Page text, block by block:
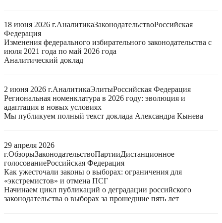
18 июня 2026 г.АналитикаЗаконодательствоРоссийская
Федерация
Изменения федерального избирательного законодательства с
июля 2021 года по май 2026 года
Аналитический доклад
2 июня 2026 г.АналитикаЭлитыРоссийская Федерация
Региональная номенклатура в 2026 году: эволюция и
адаптация в новых условиях
Мы публикуем полный текст доклада Александра Кынева
29 апреля 2026
г.ОбзорыЗаконодательствоПартииДистанционное
голосованиеРоссийская Федерация
Как ужесточали законы о выборах: ограничения для
«экстремистов» и отмена ПСГ
Начинаем цикл публикаций о деградации российского
законодательства о выборах за прошедшие пять лет